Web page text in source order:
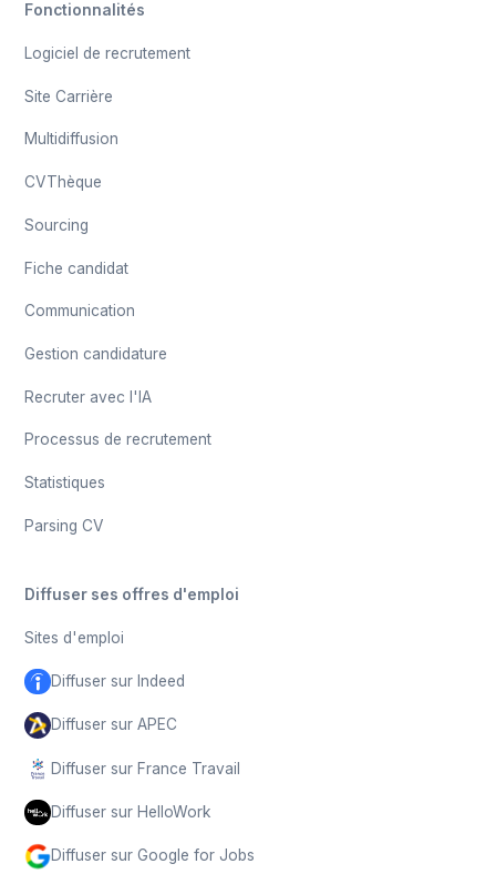
Fonctionnalités
Logiciel de recrutement
Site Carrière
Multidiffusion
CVThèque
Sourcing
Fiche candidat
Communication
Gestion candidature
Recruter avec l'IA
Processus de recrutement
Statistiques
Parsing CV
Diffuser ses offres d'emploi
Sites d'emploi
Diffuser sur Indeed
Diffuser sur APEC
Diffuser sur France Travail
Diffuser sur HelloWork
Diffuser sur Google for Jobs